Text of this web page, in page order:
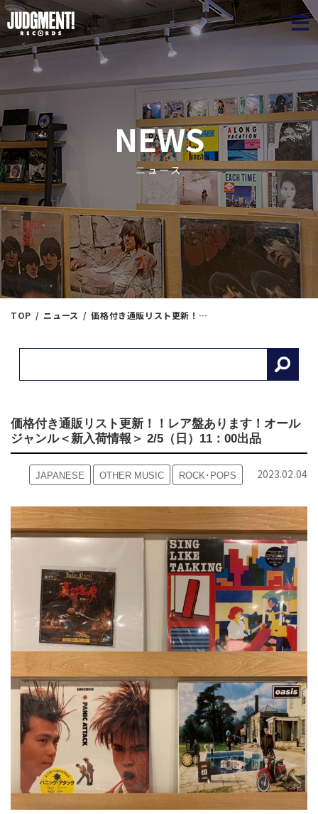
NEWS
ニュース
TOP ニュース 価格付き通販リスト更新！！レア盤あります！オールジャンル＜新入荷情報＞ 2/5（日）11：00出品
価格付き通販リスト更新！！レア盤あります！オール
ジャンル＜新入荷情報＞ 2/5（日）11：00出品
JAPANESE OTHER MUSIC ROCK･POPS 2023.02.04